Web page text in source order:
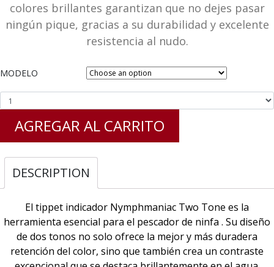
colores brillantes garantizan que no dejes pasar
ningún pique, gracias a su durabilidad y excelente
resistencia al nudo.
MODELO
AGREGAR AL CARRITO
DESCRIPTION
El tippet indicador Nymphmaniac Two Tone es la
herramienta esencial para el pescador de ninfa . Su diseño
de dos tonos no solo ofrece la mejor y más duradera
retención del color, sino que también crea un contraste